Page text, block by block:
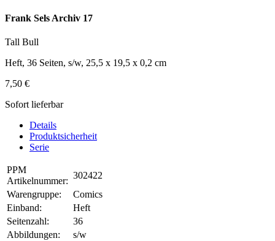
Frank Sels Archiv 17
Tall Bull
Heft, 36 Seiten, s/w, 25,5 x 19,5 x 0,2 cm
7,50 €
Sofort lieferbar
Details
Produktsicherheit
Serie
PPM
Artikelnummer:
302422
Warengruppe:
Comics
Einband:
Heft
Seitenzahl:
36
Abbildungen:
s/w